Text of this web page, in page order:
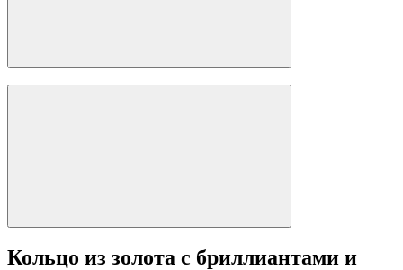
Кольцо из золота с бриллиантами и